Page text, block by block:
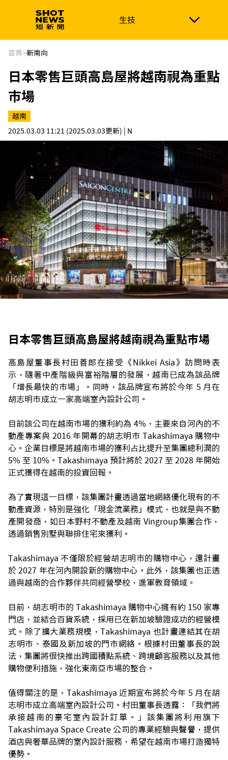
生技
生技 政治
新南向 體育
首頁>新南向
日本零售巨頭高島屋將越南視為重點
市場
越南
2025.03.03 11:21 (2025.03.03更新) | N
日本零售巨頭高島屋將越南視為重點市場
高島屋董事長村田善郎在接受《Nikkei Asia》訪問時表
示，隨著中產階級與富裕階層的發展，越南已成為該品牌
「增長最快的市場」。同時，該品牌宣布將於今年 5 月在
胡志明市成立一家高端室內設計公司。
目前該公司在越南市場的獲利約為 4%，主要來自河內的不
動產專案與 2016 年開幕的胡志明市 Takashimaya 購物中
心。企業目標是將越南市場的獲利占比提升至集團總利潤的
5% 至 10%。Takashimaya 預計將於 2027 至 2028 年開始
正式獲得在越南的投資回報。
為了實現這一目標，該集團計畫透過當地網絡優化現有的不
動產資源，特別是強化「現金流業務」模式，也就是與不動
產開發商，如日本野村不動產及越南 Vingroup集團合作，
透過銷售別墅與聯排住宅來獲利。
Takashimaya 不僅限於經營胡志明市的購物中心，還計畫
於 2027 年在河內開設新的購物中心。此外，該集團也正透
過與越南的合作夥伴共同經營學校，進軍教育領域。
目前，胡志明市的 Takashimaya 購物中心擁有約 150 家專
門店，並結合百貨系統，採用已在新加坡驗證成功的經營模
式。除了擴大業務規模，Takashimaya 也計畫連結其在胡
志明市、泰國及新加坡的門市網絡。根據村田董事長的說
法，集團將很快推出跨國積點系統、跨境顧客服務以及其他
購物便利措施，強化東南亞市場的整合。
值得關注的是，Takashimaya 近期宣布將於今年 5 月在胡
志明市成立高端室內設計公司。村田董事長透露：「我們將
承接越南的豪宅室內設計訂單。」該集團將利用旗下
Takashimaya Space Create 公司的專業經驗與聲譽，提供
酒店與奢華品牌的室內設計服務，希望在越南市場打造獨特
優勢。